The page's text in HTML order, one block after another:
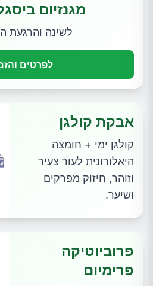
מגנזיום
לשינה והרגעת
לפרטים
אבקת קולגן
קולגן ימי + חומצה
היאלורונית לעור צעיר
וזוהר, חיזוק מפרקים
ושיער.
פרוביוטיקה
פרימיום